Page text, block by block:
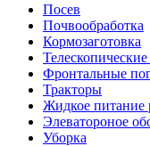
Посев
Почвообработка
Кормозаготовка
Фронтальные
Тракторы
Жидкое питание
Элеватороное
Уборка